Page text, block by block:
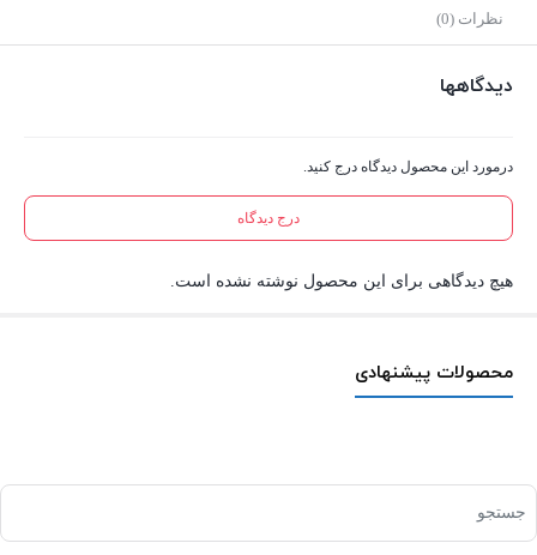
نظرات (0)
دیدگاهها
درمورد این محصول دیدگاه درج کنید.
درج دیدگاه
هیچ دیدگاهی برای این محصول نوشته نشده است.
محصولات پیشنهادی